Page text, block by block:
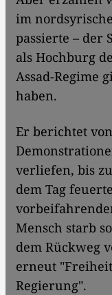
im
passierte – der
als Hochburg
Assad-Regime
haben.
Er berichtet
verliefen, bis
dem Tag
Mensch starb
dem Rückweg
erneut
Regierung".